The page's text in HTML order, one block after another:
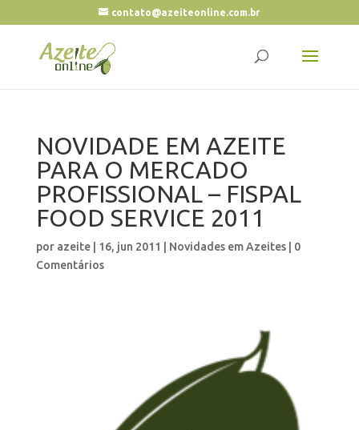
contato@azeiteonline.com.br
NOVIDADE EM AZEITE
PARA O MERCADO
PROFISSIONAL – FISPAL
FOOD SERVICE 2011
por azeite| 16, jun 2011 Novidades em Azeites| 0
Comentários